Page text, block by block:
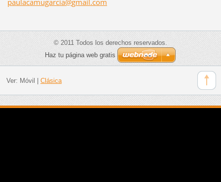
© 2011 Todos los derechos reservados.
Haz tu página web gratis
Ver: Móvil Clásica